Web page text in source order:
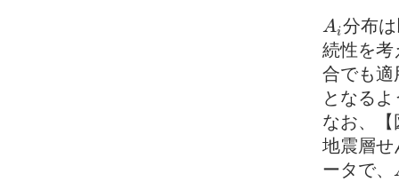
Ai
Ai
分布
続性を考
合でも適
となる
なお、
地震層せ
ータで、